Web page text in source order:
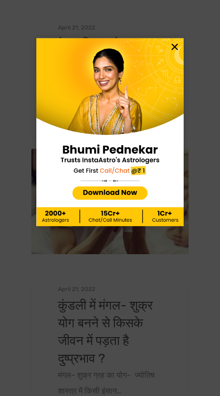
April 21, 2022
टेलर स्विफ्ट के
जन्मदिन पर उनकी
कुंडली क्या कहती है?
टेलर स्विफ्ट कौन है? टेलर स्विफ्ट एक
पॉप गायिका,निर्माता और…
Hindi
April 21, 2022
कुंडली में मंगल- शुक्र
योग बनने से किसके
जीवन में पड़ता है
दुष्प्रभाव ?
मंगल- शुक्र ग्रह का योग- ज्योतिष
शास्त्र में किसी इंसान…
0
×